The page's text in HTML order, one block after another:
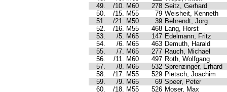
49.
/10. M60 278 Seitz, Gerhard
50.
/15. M55 79 Weisheit, Kenneth
51.
/21. M50 39 Behrendt, Jörg
52.
/16. M55 468 Lang, Horst
53.
/5. M65 147 Edelmann, Fritz
54.
/6. M65 463 Demuth, Harald
55.
/7. M65 277 Rauch, Michael
56.
/11. M60 497 Roth, Wolfgang
57.
/8. M65 532 Sprenzinger, Erhard
58.
/17. M55 529 Pietsch, Joachim
59.
/9. M65 69 Speer, Peter
60.
/18. M55 526 Moser, Max